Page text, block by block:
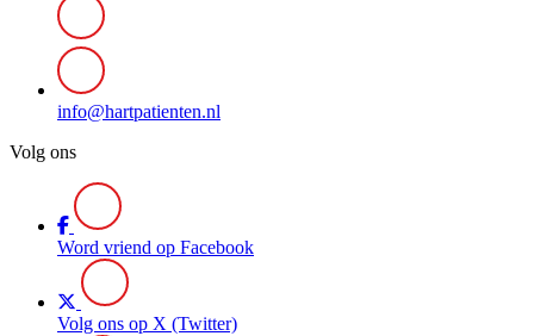
info@hartpatienten.nl
Volg ons
Word vriend op Facebook
Volg ons op X (Twitter)